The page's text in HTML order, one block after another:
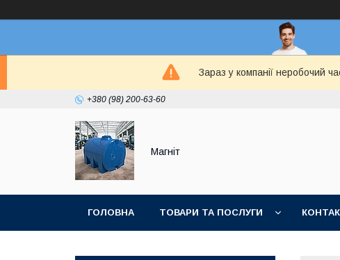
Зараз у компанії неробочий
+380 (98) 200-63-60
Магніт
ГОЛОВНА ТОВАРИ ТА ПОСЛУГИ